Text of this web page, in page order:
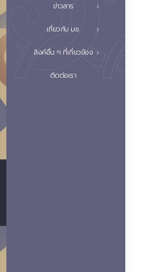
ข่าวสาร
เกี่ยวกับ มช.
ลิงค์อื่น ๆ ที่เกี่ยวข้อง
ติดต่อเรา